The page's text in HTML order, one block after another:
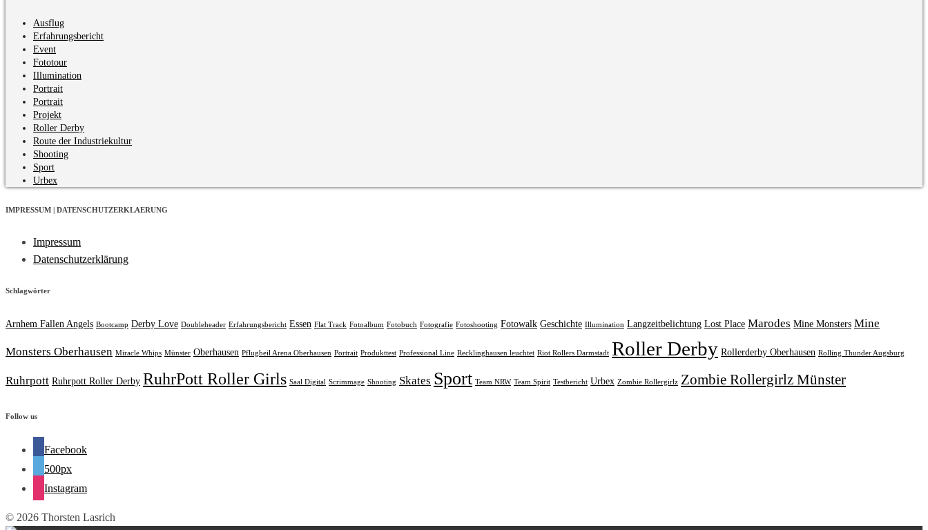
Ausflug
Erfahrungsbericht
Event
Fototour
Illumination
Portrait
Portrait
Projekt
Roller Derby
Route der Industriekultur
Shooting
Sport
Urbex
IMPRESSUM | DATENSCHUTZERKLAERUNG
Impressum
Datenschutzerklärung
Schlagwörter
Arnhem Fallen Angels Bootcamp Derby Love Doubleheader Erfahrungsbericht Essen Flat Track Fotoalbum Fotobuch Fotografie Fotoshooting Fotowalk Geschichte Illumination Langzeitbelichtung Lost Place Marodes Mine Monsters Mine
Monsters Oberhausen Miracle Whips Münster Oberhausen Pflugbeil Arena Oberhausen Portrait Produkttest Professional Line Recklinghausen leuchtet Riot Rollers Darmstadt Roller Derby Rollerderby Oberhausen Rolling Thunder Augsburg
Ruhrpott Ruhrpott Roller Derby RuhrPott Roller Girls Saal Digital Scrimmage Shooting Skates Sport Team NRW Team Spirit Testbericht Urbex Zombie Rollergirlz Zombie Rollergirlz Münster
Follow us
Facebook
500px
Instagram
© 2026 Thorsten Lasrich